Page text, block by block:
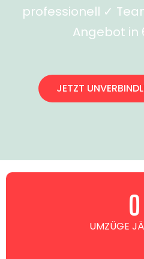
professionell ✓
Angebot in
JETZT
UMZÜGE0